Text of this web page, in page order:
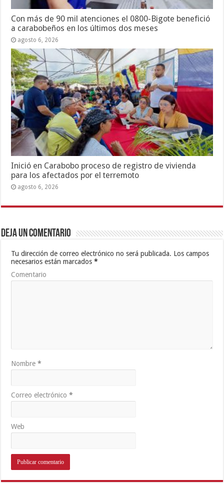
Con más de 90 mil atenciones el 0800-Bigote benefició
a carabobeños en los últimos dos meses
agosto 6, 2026
Inició en Carabobo proceso de registro de vivienda
para los afectados por el terremoto
agosto 6, 2026
Deja un comentario
Tu dirección de correo electrónico no será publicada. Los campos
necesarios están marcados*
Comentario
Nombre*
Correo electrónico*
Web